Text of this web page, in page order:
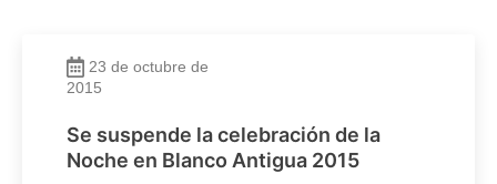
23 de octubre de
2015
Se suspende la celebración de la
Noche en Blanco Antigua 2015